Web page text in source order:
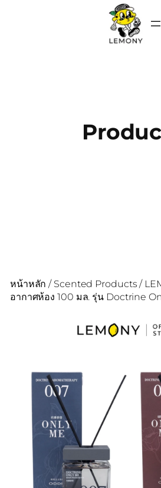
หน้าหลัก / Scented Products /
อากาศห้อง 100 มล. รุ่น Doctrine